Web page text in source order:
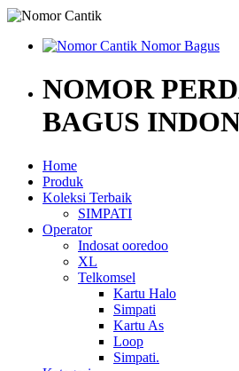
NOMOR
BAGUS
Home
Produk
Koleksi Terbaik
SIMPATI
Operator
Indosat ooredoo
XL
Telkomsel
Kartu Halo
Simpati
Kartu As
Loop
Simpati.